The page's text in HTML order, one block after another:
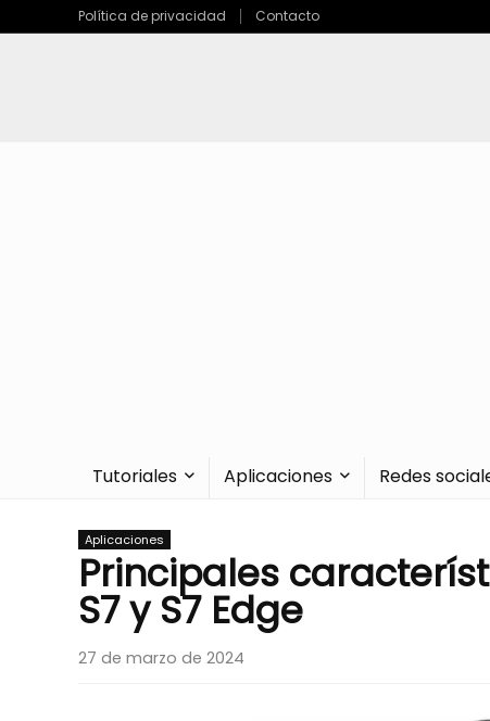
Política de privacidad Contacto
Tutoriales Aplicaciones Redes
Aplicaciones
Principales
S7 y S7 Edge
27 de marzo de 2024